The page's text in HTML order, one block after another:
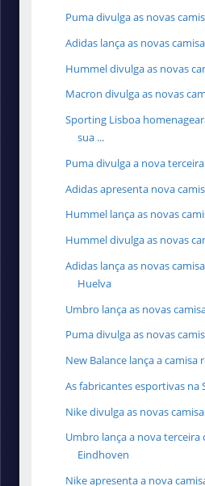
Puma divulga as novas
Adidas lança as novas
Hummel divulga as novas
Macron divulga as novas
Sporting Lisboa
sua ...
Puma divulga a nova
Adidas apresenta nova
Hummel lança as novas
Hummel divulga as novas
Adidas lança as novas
Huelva
Umbro lança as novas
Puma divulga as novas
New Balance lança a camisa
As fabricantes esportivas na
Nike divulga as novas
Umbro lança a nova terceira
Eindhoven
Nike apresenta a nova